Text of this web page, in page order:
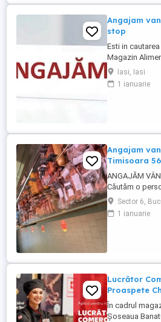
Rapiditate, ...
Angajam
stop
Esti in
Magazin
STOP, zona
vanzatoare. -
Salariu
Iasi, Iasi
1 ianuarie
Angajam
Timisoara 56
ANGAJĂM
Căutăm o
responsabilă
vânzătoare
Cerințe:
Rapiditate, ...
Sector 6,
1 ianuarie
Lucrător
Proaspete
În cadrul
Șoseaua